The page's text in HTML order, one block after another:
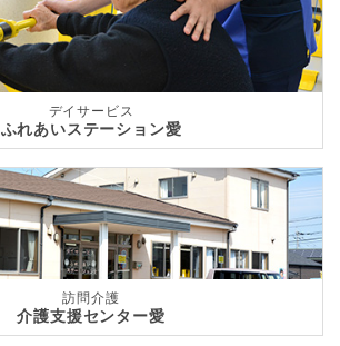
デイサービス
ふれあいステーション愛
訪問介護
介護支援センター愛